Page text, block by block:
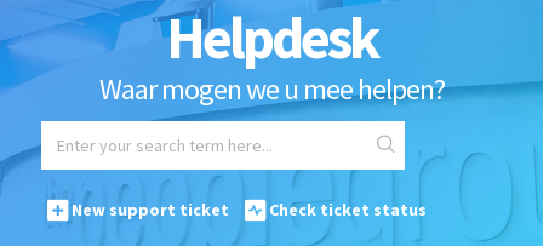
Helpdesk
Waar mogen we u mee helpen?
New support ticket Check ticket status